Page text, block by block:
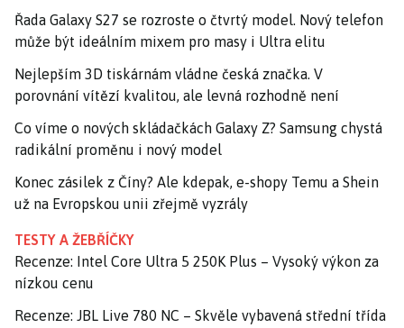
Řada Galaxy S27 se rozroste o čtvrtý model. Nový telefon
může být ideálním mixem pro masy i Ultra elitu
Nejlepším 3D tiskárnám vládne česká značka. V
porovnání vítězí kvalitou, ale levná rozhodně není
Co víme o nových skládačkách Galaxy Z? Samsung chystá
radikální proměnu i nový model
Konec zásilek z Číny? Ale kdepak, e-shopy Temu a Shein
už na Evropskou unii zřejmě vyzrály
TESTY A ŽEBŘÍČKY
Recenze: Intel Core Ultra 5 250K Plus – Vysoký výkon za
nízkou cenu
Recenze: JBL Live 780 NC – Skvěle vybavená střední třída